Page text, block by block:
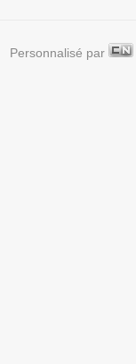
Personnalisé par